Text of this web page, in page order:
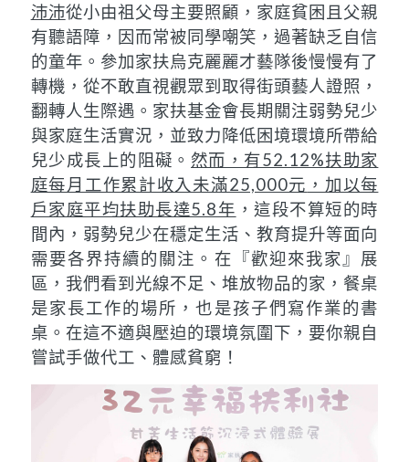
沛沛從小由祖父母主要照顧，家庭貧困且父親
有聽語障，因而常被同學嘲笑，過著缺乏自信
的童年。參加家扶烏克麗麗才藝隊後慢慢有了
轉機，從不敢直視觀眾到取得街頭藝人證照，
翻轉人生際遇。家扶基金會長期關注弱勢兒少
與家庭生活實況，並致力降低困境環境所帶給
兒少成長上的阻礙。 然而，有52.12%扶助家
庭每月工作累計收入未滿25,000元 ，加以每
戶家庭平均扶助長達5.8年 ，這段不算短的時
間內，弱勢兒少在穩定生活、教育提升等面向
需要各界持續的關注。在『歡迎來我家』展
區，我們看到光線不足、堆放物品的家，餐桌
是家長工作的場所，也是孩子們寫作業的書
桌。在這不適與壓迫的環境氛圍下，要你親自
嘗試手做代工、體感貧窮！